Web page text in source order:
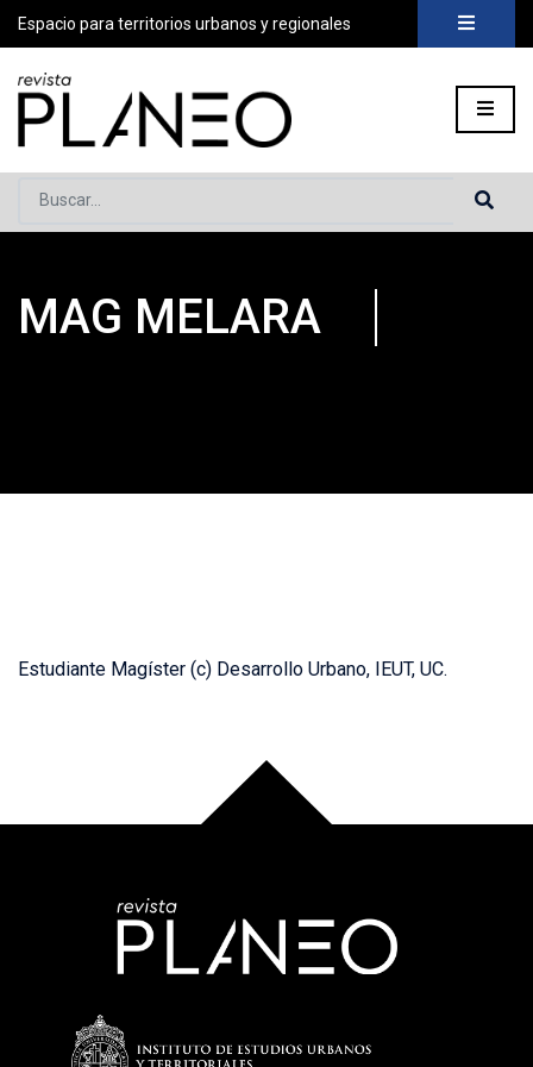
Espacio para territorios urbanos y regionales
Buscar...
Portada »Planeo Hoy» Mag Melara
MAG MELARA
Estudiante Magíster (c) Desarrollo Urbano, IEUT, UC.